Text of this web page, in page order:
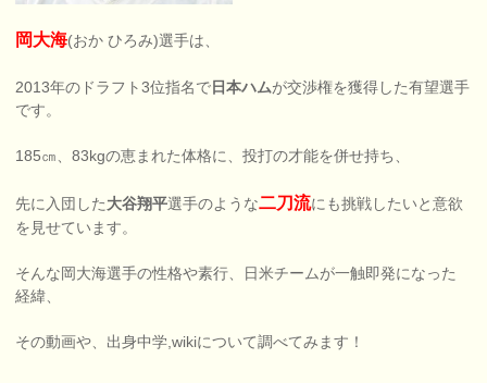
岡大海(おか ひろみ)選手は、
2013年のドラフト3位指名で日本ハムが交渉権を獲得した有望選手
です。
185㎝、83kgの恵まれた体格に、投打の才能を併せ持ち、
先に入団した大谷翔平選手のような二刀流にも挑戦したいと意欲
を見せています。
そんな岡大海選手の性格や素行、日米チームが一触即発になった
経緯、
その動画や、出身中学,wikiについて調べてみます！